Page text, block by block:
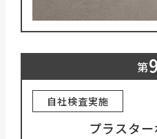
第9
自社検査実施
プラスタ